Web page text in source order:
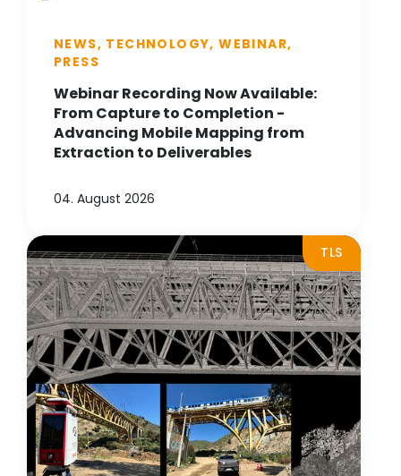
NEWS, TECHNOLOGY, WEBINAR,
PRESS
Webinar Recording Now Available:
From Capture to Completion -
Advancing Mobile Mapping from
Extraction to Deliverables
04. August 2026
TLS